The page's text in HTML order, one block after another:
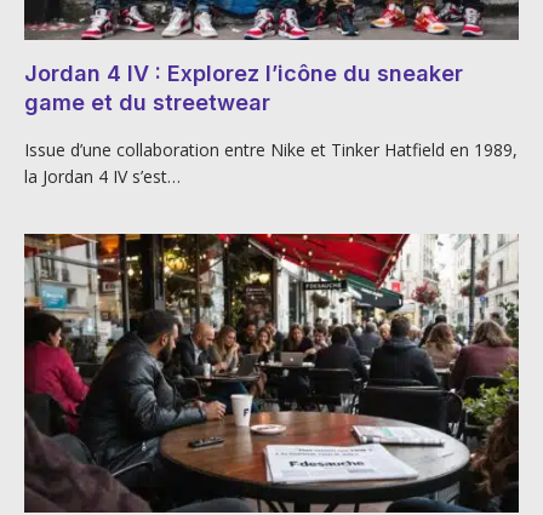
Jordan 4 IV : Explorez l’icône du sneaker
game et du streetwear
Issue d’une collaboration entre Nike et Tinker Hatfield en 1989,
la Jordan 4 IV s’est…